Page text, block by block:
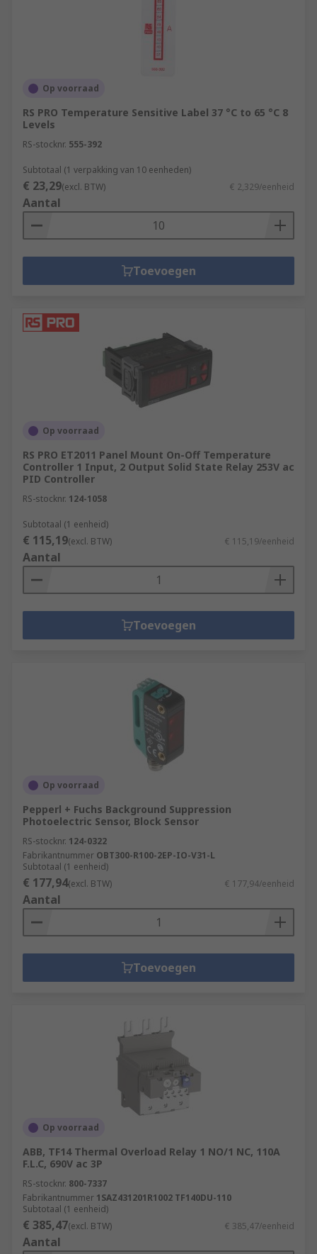
Op voorraad
RS PRO Temperature Sensitive Label 37 °C to 65 °C 8
Levels
RS-stocknr. 555-392
Subtotaal (1 verpakking van 10 eenheden)
€ 23,29(excl. BTW) € 2,329/eenheid
Aantal
Toevoegen
Op voorraad
RS PRO ET2011 Panel Mount On-Off Temperature
Controller 1 Input, 2 Output Solid State Relay 253V ac
PID Controller
RS-stocknr. 124-1058
Subtotaal (1 eenheid)
€ 115,19(excl. BTW) € 115,19/eenheid
Aantal
Toevoegen
Op voorraad
Pepperl + Fuchs Background Suppression
Photoelectric Sensor, Block Sensor
RS-stocknr. 124-0322
Fabrikantnummer OBT300-R100-2EP-IO-V31-L
Subtotaal (1 eenheid)
€ 177,94(excl. BTW) € 177,94/eenheid
Aantal
Toevoegen
Op voorraad
ABB, TF14 Thermal Overload Relay 1 NO/1 NC, 110A
F.L.C, 690V ac 3P
RS-stocknr. 800-7337
Fabrikantnummer 1SAZ431201R1002 TF140DU-110
Subtotaal (1 eenheid)
€ 385,47(excl. BTW) € 385,47/eenheid
Aantal